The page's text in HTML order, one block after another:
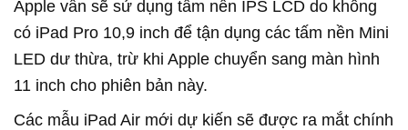
Apple vẫn sẽ sử dụng tấm nền IPS LCD do không
có iPad Pro 10,9 inch để tận dụng các tấm nền Mini
LED dư thừa, trừ khi Apple chuyển sang màn hình
11 inch cho phiên bản này.
Các mẫu iPad Air mới dự kiến sẽ được ra mắt chính